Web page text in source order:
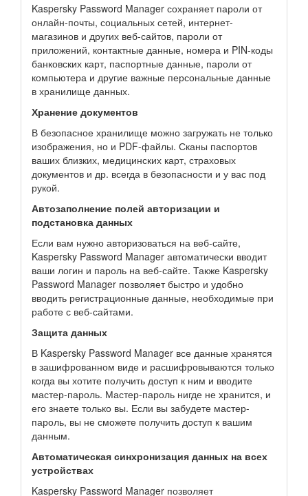
Kaspersky Password Manager сохраняет пароли от
онлайн-почты, социальных сетей, интернет-
магазинов и других веб-сайтов, пароли от
приложений, контактные данные, номера и PIN-коды
банковских карт, паспортные данные, пароли от
компьютера и другие важные персональные данные
в хранилище данных.
Хранение документов
В безопасное хранилище можно загружать не только
изображения, но и PDF-файлы. Сканы паспортов
ваших близких, медицинских карт, страховых
документов и др. всегда в безопасности и у вас под
рукой.
Автозаполнение полей авторизации и
подстановка данных
Если вам нужно авторизоваться на веб-сайте,
Kaspersky Password Manager автоматически вводит
ваши логин и пароль на веб-сайте. Также Kaspersky
Password Manager позволяет быстро и удобно
вводить регистрационные данные, необходимые при
работе с веб-сайтами.
Защита данных
В Kaspersky Password Manager все данные хранятся
в зашифрованном виде и расшифровываются только
когда вы хотите получить доступ к ним и вводите
мастер-пароль. Мастер-пароль нигде не хранится, и
его знаете только вы. Если вы забудете мастер-
пароль, вы не сможете получить доступ к вашим
данным.
Автоматическая синхронизация данных на всех
устройствах
Kaspersky Password Manager позволяет